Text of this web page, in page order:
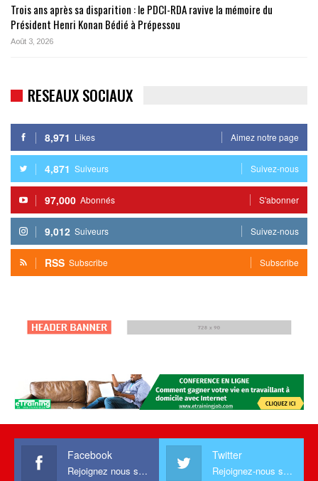
Trois ans après sa disparition : le PDCI-RDA ravive la mémoire du
Président Henri Konan Bédié à Prépessou
Août 3, 2026
RESEAUX SOCIAUX
8,971 Likes Aimez notre page
4,871 Suiveurs Suivez-nous
97,000 Abonnés S'abonner
9,012 Suiveurs Suivez-nous
RSS Subscribe Subscribe
Facebook
Rejoignez nous sur facebook
Twitter
Rejoignez-nous sur Twitter